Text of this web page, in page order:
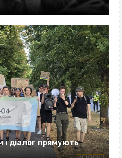
діалог прямують